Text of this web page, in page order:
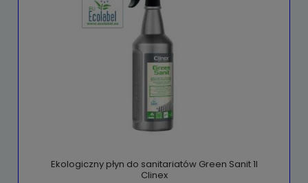
Ekologiczny płyn do sanitariatów Green Sanit 1l
Clinex